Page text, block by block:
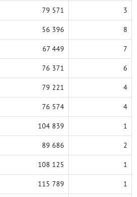
79 571 3
56 396 8
67 449 7
76 371 6
79 221 4
76 574 4
104 839 1
89 686 2
108 125 1
115 789 1